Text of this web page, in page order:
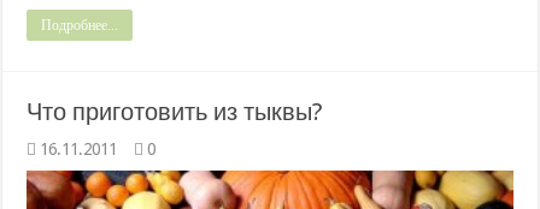
Подробнее...
Что приготовить из тыквы?
16.11.2011 0